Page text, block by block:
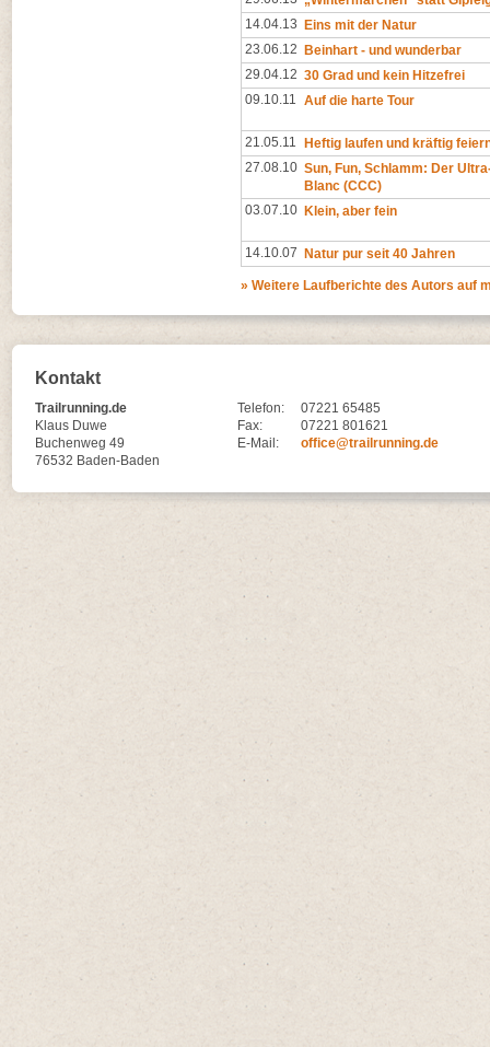
14.04.13
Eins mit der Natur
23.06.12
Beinhart - und wunderbar
29.04.12 30 Grad und kein Hitzefrei
09.10.11 Auf die harte Tour
21.05.11
Heftig laufen und kräftig
27.08.10 Sun, Fun, Schlamm: Der
Blanc (CCC)
03.07.10 Klein, aber fein
14.10.07 Natur pur seit 40 Jahren
» Weitere Laufberichte des Autors auf
Kontakt
Trailrunning.de
Klaus Duwe
Buchenweg 49
76532 Baden-Baden
Telefon:
07221 65485
Fax:
07221 801621
E-Mail:
office@trailrunning.de